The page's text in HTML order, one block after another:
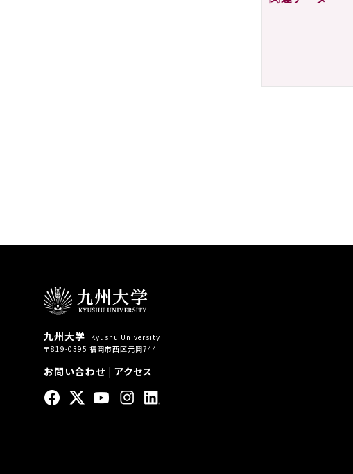
九州大学
Kyushu University
〒819-0395 福岡市西区元岡744
お問い合わせ |アクセス